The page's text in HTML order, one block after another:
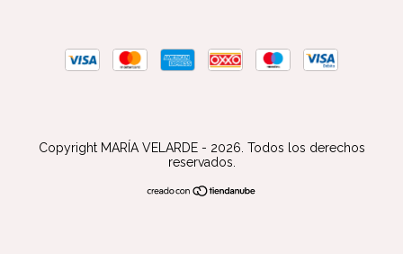
Copyright MARÍA VELARDE - 2026. Todos los derechos
reservados.